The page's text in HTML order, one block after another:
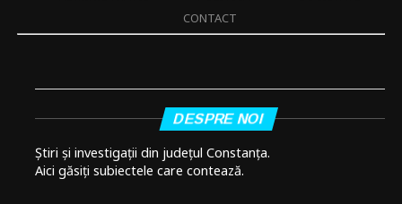
CONTACT
DESPRE NOI
Știri și investigații din județul Constanța.
Aici găsiți subiectele care contează.